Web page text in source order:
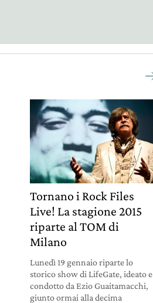
Tornano i Rock Files
Live! La stagione 2015
riparte al TOM di
Milano
Lunedì 19 gennaio riparte lo
storico show di LifeGate, ideato e
condotto da Ezio Guaitamacchi,
giunto ormai alla decima